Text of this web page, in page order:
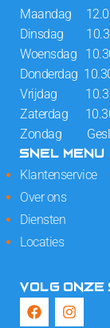
Maandag
Dinsdag
Woensdag
Donderdag
Vrijdag 10.30
Zaterdag
Zondag
SNEL MENU
Klantenservice
Over ons
Diensten
Locaties
VOLG ONZE